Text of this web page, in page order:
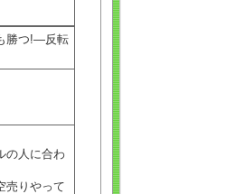
勝つ!―反転
の人に合わ
売りやって